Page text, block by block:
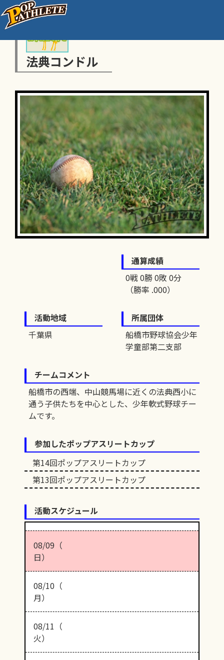
法典コンドル
通算成績
0戦 0勝 0敗 0分
（勝率 .000）
活動地域
千葉県
所属団体
船橋市野球協会少年
学童部第二支部
チームコメント
船橋市の西端、中山競馬場に近くの法典西小に
通う子供たちを中心とした、少年軟式野球チー
ムです。
参加したポップアスリートカップ
第14回ポップアスリートカップ
第13回ポップアスリートカップ
活動スケジュール
08/09（
日）
08/10（
月）
08/11（
火）